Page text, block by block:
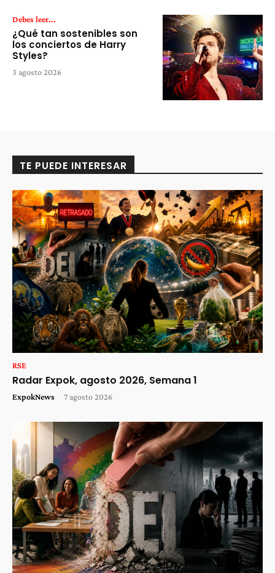
Debes leer...
¿Qué tan sostenibles son
los conciertos de Harry
Styles?
3 agosto 2026
TE PUEDE INTERESAR
RSE
Radar Expok, agosto 2026, Semana 1
ExpokNews - 7 agosto 2026